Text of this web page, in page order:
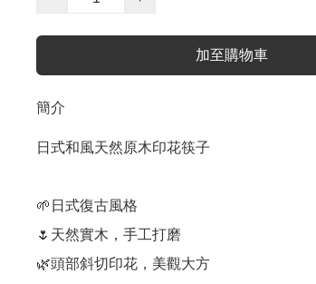
加至購物車
簡介
日式和風天然原木印花筷子
🌱日式復古風格
🌷天然實木，手工打磨
🌿頭部斜切印花，美觀大方